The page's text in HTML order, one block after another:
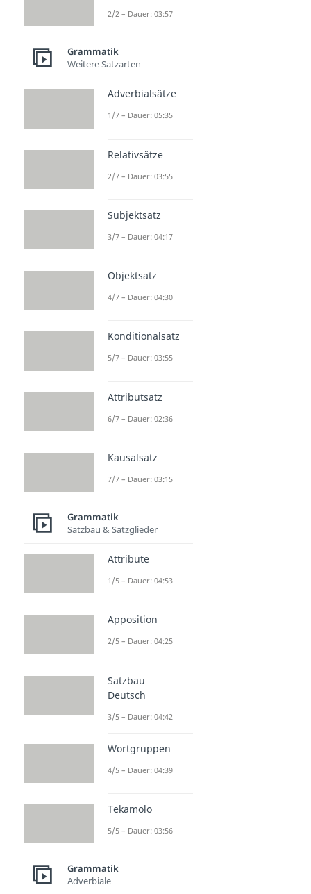
2/2 – Dauer: 03:57
Grammatik
Weitere Satzarten
Adverbialsätze
1/7 – Dauer: 05:35
Relativsätze
2/7 – Dauer: 03:55
Subjektsatz
3/7 – Dauer: 04:17
Objektsatz
4/7 – Dauer: 04:30
Konditionalsatz
5/7 – Dauer: 03:55
Attributsatz
6/7 – Dauer: 02:36
Kausalsatz
7/7 – Dauer: 03:15
Grammatik
Satzbau & Satzglieder
Attribute
1/5 – Dauer: 04:53
Apposition
2/5 – Dauer: 04:25
Satzbau
Deutsch
3/5 – Dauer: 04:42
Wortgruppen
4/5 – Dauer: 04:39
Tekamolo
5/5 – Dauer: 03:56
Grammatik
Adverbiale